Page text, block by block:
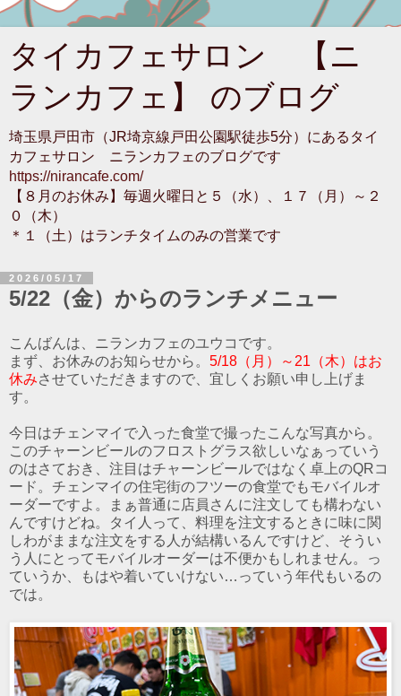
タイカフェサロン 【ニ
ランカフェ】 のブログ
埼玉県戸田市（JR埼京線戸田公園駅徒歩5分）にあるタイ
カフェサロン ニランカフェのブログです
https://nirancafe.com/
【８月のお休み】毎週火曜日と５（水）、１７（月）～２
０（木）
＊１（土）はランチタイムのみの営業です
2026/05/17
5/22（金）からのランチメニュー
こんばんは、ニランカフェのユウコです。
まず、お休みのお知らせから。 5/18（月）～21（木）はお
休みさせていただきますので、宜しくお願い申し上げま
す。
今日はチェンマイで入った食堂で撮ったこんな写真から。
このチャーンビールのフロストグラス欲しいなぁっていう
のはさておき、注目はチャーンビールではなく卓上のQRコ
ード。チェンマイの住宅街のフツーの食堂でもモバイルオ
ーダーですよ。まぁ普通に店員さんに注文しても構わない
んですけどね。タイ人って、料理を注文するときに味に関
しわがままな注文をする人が結構いるんですけど、そうい
う人にとってモバイルオーダーは不便かもしれません。っ
ていうか、もはや着いていけない…っていう年代もいるの
では。